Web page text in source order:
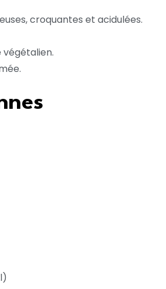
croquantes et acidulées.
végétalien.